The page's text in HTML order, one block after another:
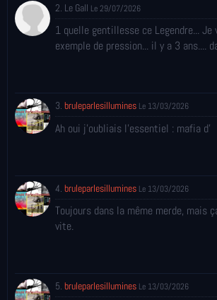
2. Le Gall Le 29/07/2026
1 quelle gentillesse ce Legendre... Je
exemple de pression... il y a 3 ans....
3. bruleparlesillumines Le 13/03/2026
Ah oui j'oubliais l'essentiel : mafia d'
4. bruleparlesillumines Le 13/03/2026
Toujours dans la même merde, mais
vite.
5. bruleparlesillumines Le 13/03/2026